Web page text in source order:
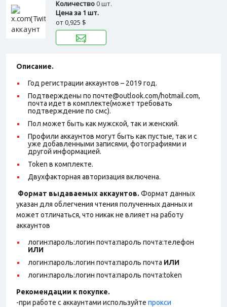
Количество0 шт.
Цена за 1 шт.
от0,925 $
Описание.
Год регистрации аккаунтов – 2019 год.
Подтверждены по почте@outlook.com/hotmail.com,
почта идет в комплекте(может требовать
подтверждение по смс).
Пол может быть как мужской, так и женский.
Профили аккаунтов могут быть как пустые, так и с
уже добавленными записями, фотографиями и
другой информацией.
Token в комплекте.
Двухфакторная авторизация включена.
Формат выдаваемых аккаунтов. Формат данных
указан для облегчения чтения полученных данных и
может отличаться, что никак не влияет на работу
аккаунтов
логин:пароль:логин почта:пароль почта:телефон
ИЛИ
логин:пароль:логин почта:пароль почта ИЛИ
логин:пароль:логин почта:пароль почта:token
Рекомендации к покупке.
-при работе с аккаунтами используйте прокси